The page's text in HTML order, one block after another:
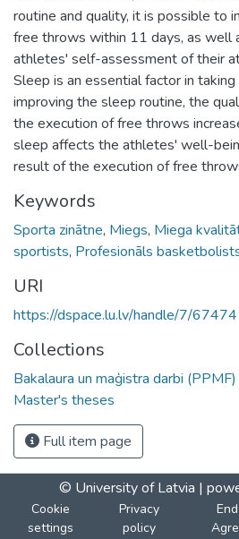
routine and quality, it is possible to
free throws within 11 days, as well
athletes' self-assessment of their
Sleep is an essential factor in
improving the sleep routine, the
the execution of free throws
sleep affects the athletes' well-
result of the execution of free
Keywords
Sporta zinātne, Miegs, Miega
sportists, Profesionāls
URI
https://dspace.lu.lv/handle/7/67474
Collections
Bakalaura un maģistra darbi
Master's theses
Full item page
© University of Latvia |
Cookie
settings
Privacy
policy